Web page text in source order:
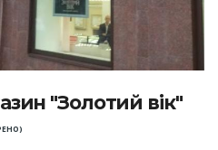
"Золотий вік"